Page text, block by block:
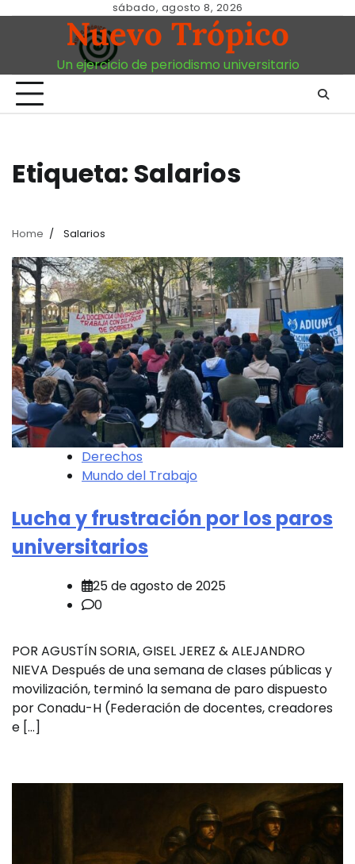
sábado, agosto 8, 2026
Nuevo Trópico
Un ejercicio de periodismo universitario
Etiqueta: Salarios
Home Salarios
Derechos
Mundo del Trabajo
Lucha y frustración por los paros
universitarios
25 de agosto de 2025
0
POR AGUSTÍN SORIA, GISEL JEREZ & ALEJANDRO
NIEVA Después de una semana de clases públicas y
movilización, terminó la semana de paro dispuesto
por Conadu-H (Federación de docentes, creadores
e […]